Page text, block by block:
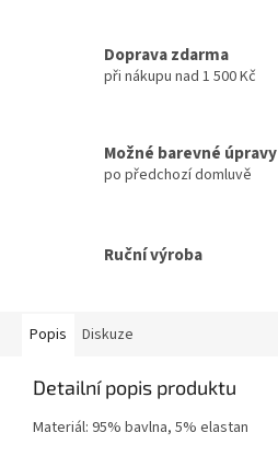
Doprava zdarma
při nákupu nad 1 500 Kč
Možné barevné úpravy
po předchozí domluvě
Ruční výroba
Popis Diskuze
Detailní popis produktu
Materiál: 95% bavlna, 5% elastan